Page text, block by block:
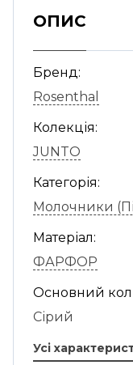
ОПИС
Бренд:
Rosenthal
Колекція:
JUNTO
Категорія:
Молочники
Матеріал:
ФАРФОР
Основний
Сірий
Усі